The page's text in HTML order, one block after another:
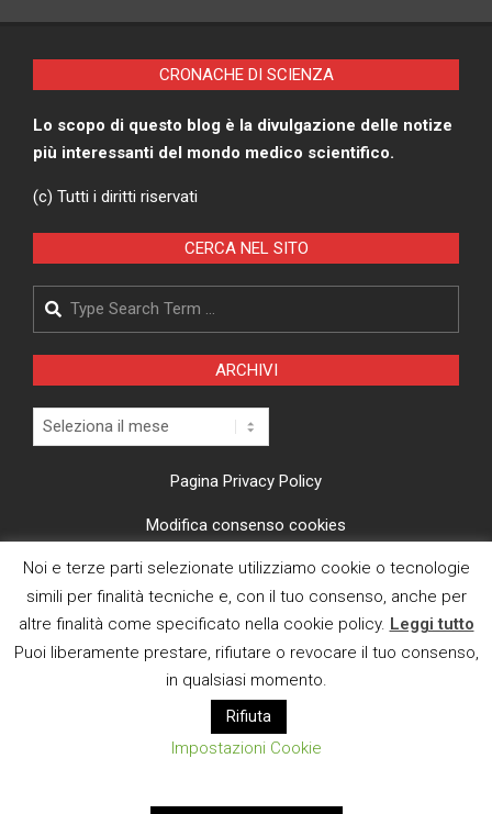
CRONACHE DI SCIENZA
Lo scopo di questo blog è la divulgazione delle notize
più interessanti del mondo medico scientifico.
(c) Tutti i diritti riservati
CERCA NEL SITO
Search
ARCHIVI
Archivi
Pagina Privacy Policy
Modifica consenso cookies
CI TROVI ANCHE SU
E MAIL
Noi e terze parti selezionate utilizziamo cookie o tecnologie
simili per finalità tecniche e, con il tuo consenso, anche per
altre finalità come specificato nella cookie policy. Leggi tutto
Puoi liberamente prestare, rifiutare o revocare il tuo consenso,
in qualsiasi momento.
Rifiuta
Impostazioni Cookie